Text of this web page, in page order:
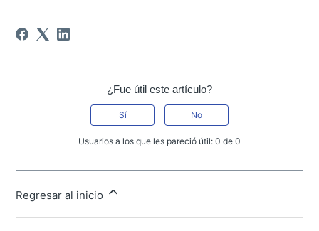
¿Fue útil este artículo?
Sí No
Usuarios a los que les pareció útil: 0 de 0
Regresar al inicio